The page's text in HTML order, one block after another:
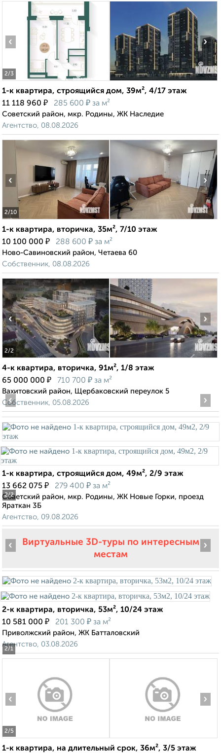
2/3
‹ ›
1-к квартира, строящийся дом, 39м², 4/17 этаж
11 118 960 ₽ 285 600 ₽ за м²
Советский район, мкр. Родины, ЖК Наследие
Агентство, 08.08.2026
2/10
‹ ›
1-к квартира, вторичка, 35м², 7/10 этаж
10 100 000 ₽ 288 600 ₽ за м²
Ново-Савиновский район, Четаева 60
Собственник, 08.08.2026
2/2
‹ ›
4-к квартира, вторичка, 91м², 1/8 этаж
65 000 000 ₽ 710 700 ₽ за м²
Вахитовский район, Щербаковский переулок 5
Собственник, 05.08.2026
2/2
‹ ›
1-к квартира, строящийся дом, 49м², 2/9 этаж
13 662 075 ₽ 279 400 ₽ за м²
Советский район, мкр. Родины, ЖК Новые Горки, проезд
Яраткан 3Б
Агентство, 09.08.2026
Виртуальные 3D-туры по интересным
местам
2/1
‹ ›
2-к квартира, вторичка, 53м², 10/24 этаж
10 581 000 ₽ 201 300 ₽ за м²
Приволжский район, ЖК Батталовский
Агентство, 03.08.2026
2/5
‹ ›
1-к квартира, на длительный срок, 36м², 3/5 этаж